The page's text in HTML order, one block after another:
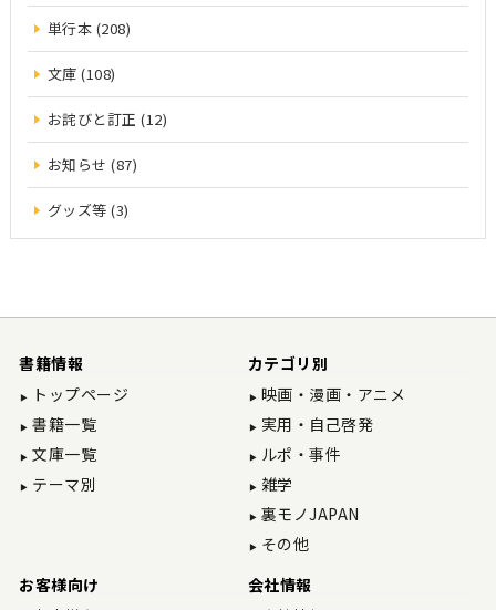
単行本 (208)
文庫 (108)
お詫びと訂正 (12)
お知らせ (87)
グッズ等 (3)
書籍情報
トップページ
書籍一覧
文庫一覧
テーマ別
カテゴリ別
映画・漫画・アニメ
実用・自己啓発
ルポ・事件
雑学
裏モノJAPAN
その他
お客様向け
会社情報